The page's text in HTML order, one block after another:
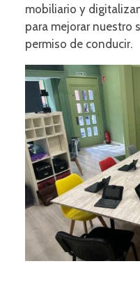
mobiliario y
para mejorar nuestro
permiso de conducir.